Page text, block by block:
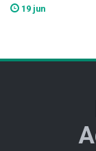
19 jun